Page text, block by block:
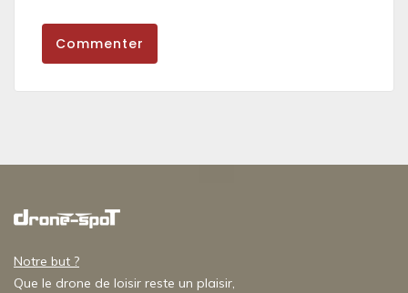
Commenter
Notre but ?
Que le drone de loisir reste un plaisir,